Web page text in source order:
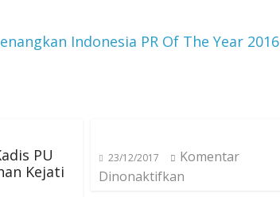
Indonesia PR Of The Year 2016
PU
Kejati
23/12/2017
Komentar
Dinonaktifkan